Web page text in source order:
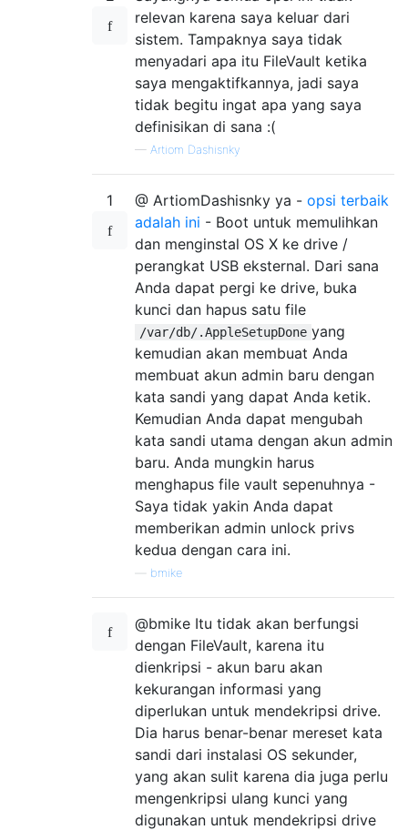
relevan karena saya keluar dari
sistem. Tampaknya saya tidak
menyadari apa itu FileVault ketika
saya mengaktifkannya, jadi saya
tidak begitu ingat apa yang saya
definisikan di sana :(
— Artiom Dashisnky
1 @ ArtiomDashisnky ya - opsi terbaik
adalah ini - Boot untuk memulihkan
dan menginstal OS X ke drive /
perangkat USB eksternal. Dari sana
Anda dapat pergi ke drive, buka
kunci dan hapus satu file
/var/db/.AppleSetupDone yang
kemudian akan membuat Anda
membuat akun admin baru dengan
kata sandi yang dapat Anda ketik.
Kemudian Anda dapat mengubah
kata sandi utama dengan akun admin
baru. Anda mungkin harus
menghapus file vault sepenuhnya -
Saya tidak yakin Anda dapat
memberikan admin unlock privs
kedua dengan cara ini.
bmike
@bmike Itu tidak akan berfungsi
dengan FileVault, karena itu
dienkripsi - akun baru akan
kekurangan informasi yang
diperlukan untuk mendekripsi drive.
Dia harus benar-benar mereset kata
sandi dari instalasi OS sekunder,
yang akan sulit karena dia juga perlu
mengenkripsi ulang kunci yang
digunakan untuk mendekripsi drive